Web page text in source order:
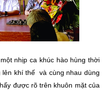
nhịp ca khúc hào hùng thời
khí thế và cùng nhau dùng
được rõ trên khuôn mặt của